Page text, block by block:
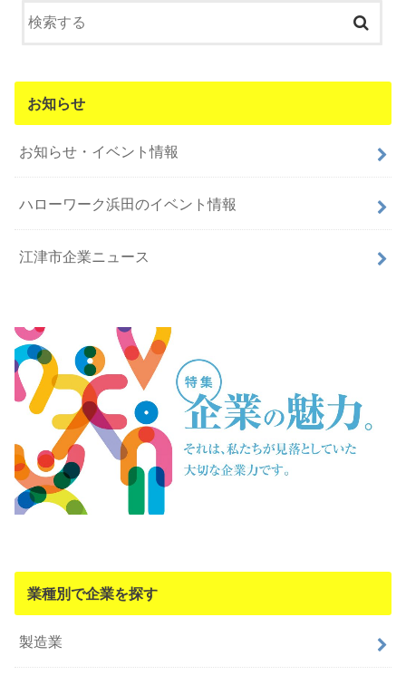
お知らせ
お知らせ・イベント情報
ハローワーク浜田のイベント情報
江津市企業ニュース
業種別で企業を探す
製造業